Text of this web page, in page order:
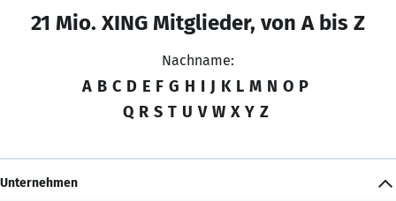
21 Mio. XING Mitglieder, von A bis Z
Nachname:
A B C D E F G H I J K L M N O P
Q R S T U V W X Y Z
Unternehmen